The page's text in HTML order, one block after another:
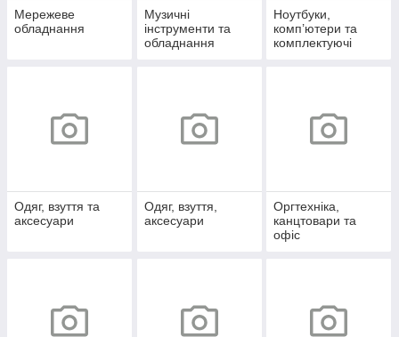
Мережеве
обладнання
Музичні
інструменти та
обладнання
Ноутбуки,
комп’ютери та
комплектуючі
Одяг, взуття та
аксесуари
Одяг, взуття,
аксесуари
Оргтехніка,
канцтовари та
офіс